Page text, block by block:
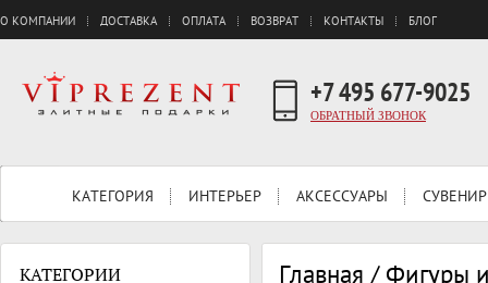
О КОМПАНИИ ДОСТАВКА ОПЛАТА ВОЗВРАТ КОНТАКТЫ БЛОГ
+7 495 677-9025
ОБРАТНЫЙ ЗВОНОК
КАТЕГОРИЯ ИНТЕРЬЕР АКСЕССУАРЫ
Главная / Фигуры
КАТЕГОРИИ